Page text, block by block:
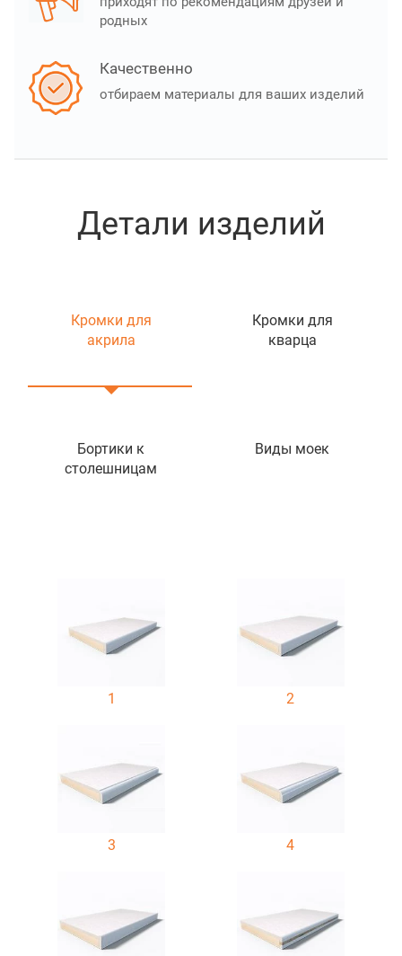
родных
Качественно
отбираем материалы для ваших изделий
Детали изделий
Кромки для
акрила
Кромки для
кварца
Бортики к
столешницам
Виды моек
1 2
3 4